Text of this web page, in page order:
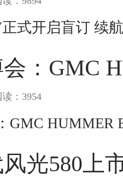
会：GMC
：3954
光580上